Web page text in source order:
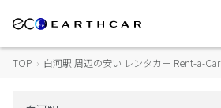
TOP › 白河駅 周辺の安い レンタカー Rent-a-Car